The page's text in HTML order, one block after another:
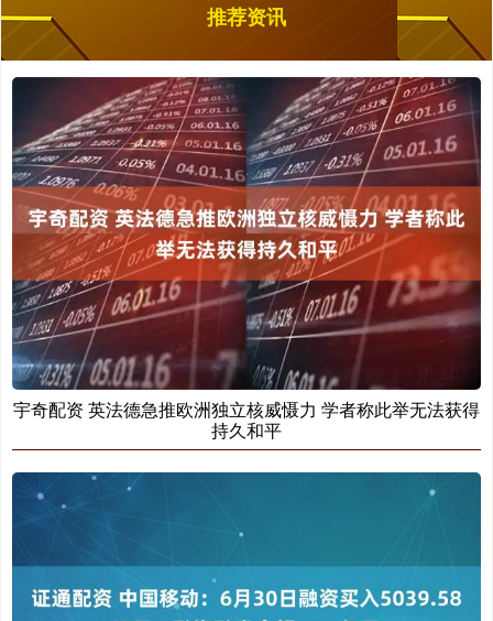
推荐资讯
宇奇配资 英法德急推欧洲独立核威慑力 学者称此举无法获得
持久和平